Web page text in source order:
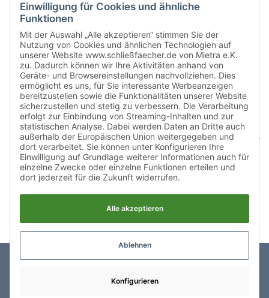
Beschwerde/Streitschlichtung
Ab dem 15. Februar 2016 stellt die EU-Kommission
eine Plattform für außergerichtliche Streitschlichtung
bereit. Verbrauchern gibt dies die Möglichkeit,
Streitigkeiten im Zusammenhang mit Ihrer Online-
Bestellung zunächst ohne die Einschaltung eines
Gerichtes zu klären. Die Streitbelegungs-Plattform ist
unter dem externen
Linkhttps://www.streitbeilegungsstelle.org/erreichbar.
Einwilligung für Cookies und ähnliche
Funktionen
Mit der Auswahl „Alle akzeptieren“ stimmen Sie der
Nutzung von Cookies und ähnlichen Technologien auf
unserer Website www.schließfaecher.de von Mietra e.K.
zu. Dadurch können wir Ihre Aktivitäten anhand von
Geräte- und Browsereinstellungen nachvollziehen. Dies
ermöglicht es uns, für Sie interessante Werbeanzeigen
bereitzustellen sowie die Funktionalitäten unserer Website
sicherzustellen und stetig zu verbessern. Die Verarbeitung
erfolgt zur Einbindung von Streaming-Inhalten und zur
statistischen Analyse. Dabei werden Daten an Dritte auch
außerhalb der Europäischen Union weitergegeben und
dort verarbeitet. Sie können unter Konfigurieren Ihre
Einwilligung auf Grundlage weiterer Informationen auch für
einzelne Zwecke oder einzelne Funktionen erteilen und
dort jederzeit für die Zukunft widerrufen.
Alle akzeptieren
Ablehnen
Konfigurieren